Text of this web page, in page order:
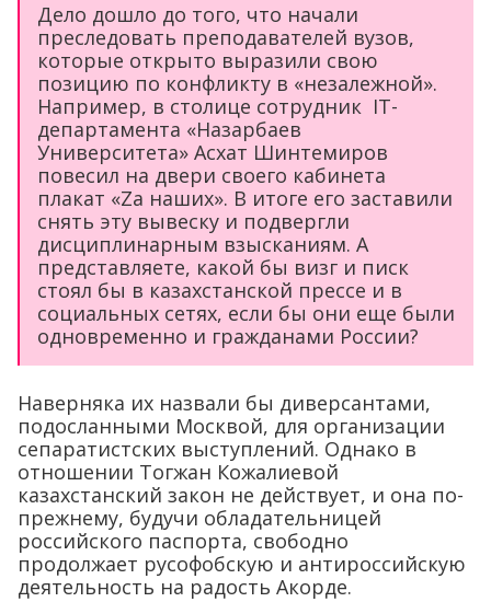
Дело дошло до того, что начали
преследовать преподавателей вузов,
которые открыто выразили свою
позицию по конфликту в «незалежной».
Например, в столице сотрудник IT-
департамента «Назарбаев
Университета» Асхат Шинтемиров
повесил на двери своего кабинета
плакат «Zа наших». В итоге его заставили
снять эту вывеску и подвергли
дисциплинарным взысканиям. А
представляете, какой бы визг и писк
стоял бы в казахстанской прессе и в
социальных сетях, если бы они еще были
одновременно и гражданами России?
Наверняка их назвали бы диверсантами,
подосланными Москвой, для организации
сепаратистских выступлений. Однако в
отношении Тогжан Кожалиевой
казахстанский закон не действует, и она по-
прежнему, будучи обладательницей
российского паспорта, свободно
продолжает русофобскую и антироссийскую
деятельность на радость Акорде.